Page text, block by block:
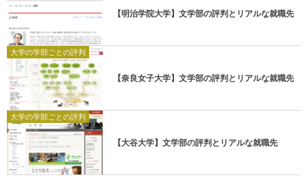
【明治学院大学】文学部の評判とリアルな就職先
大学の学部ごとの評判
【奈良女子大学】文学部の評判とリアルな就職先
大学の学部ごとの評判
【大谷大学】文学部の評判とリアルな就職先